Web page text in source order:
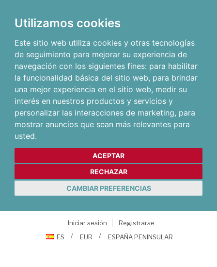
Utilizamos cookies
Este sitio web utiliza cookies y otras tecnologías
de seguimiento para mejorar su experiencia de
navegación con los siguientes fines: para habilitar
la funcionalidad básica del sitio web, para brindar
una mejor experiencia en el sitio web, medir su
interés en nuestros productos y servicios y
personalizar las interacciones de marketing, para
mostrar anuncios que sean más relevantes para
usted.
ACEPTAR
RECHAZAR
CAMBIAR PREFERENCIAS
Iniciar sesión
Registrarse
ES
EUR ESPAÑA PENINSULAR